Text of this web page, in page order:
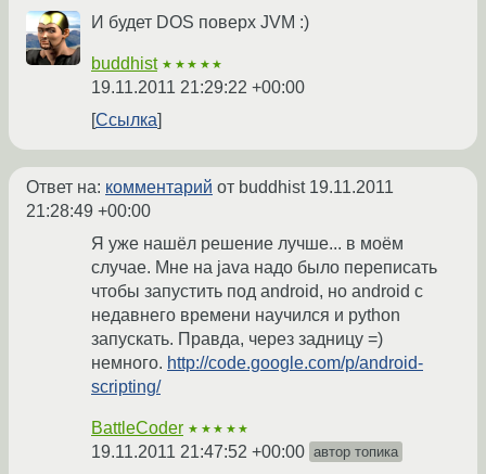
И будет DOS поверх JVM :)
buddhist ★★★★★
19.11.2011 21:29:22 +00:00
Ссылка
Ответ на: комментарий от buddhist 19.11.2011
21:28:49 +00:00
Я уже нашёл решение лучше... в моём
случае. Мне на java надо было переписать
чтобы запустить под android, но android с
недавнего времени научился и python
запускать. Правда, через задницу =)
немного. http://code.google.com/p/android-
scripting/
BattleCoder ★★★★★
19.11.2011 21:47:52 +00:00 автор топика